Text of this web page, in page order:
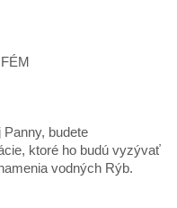
budete
ktoré ho budú vyzývať
vodných Rýb.